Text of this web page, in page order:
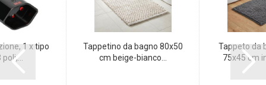
1 x tipo
Tappetino da bagno 80x50
cm beige-bianco...
Tappeto da
75x45 cm